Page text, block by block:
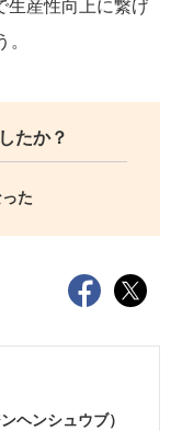
たか？
た
ヘンシュウブ）